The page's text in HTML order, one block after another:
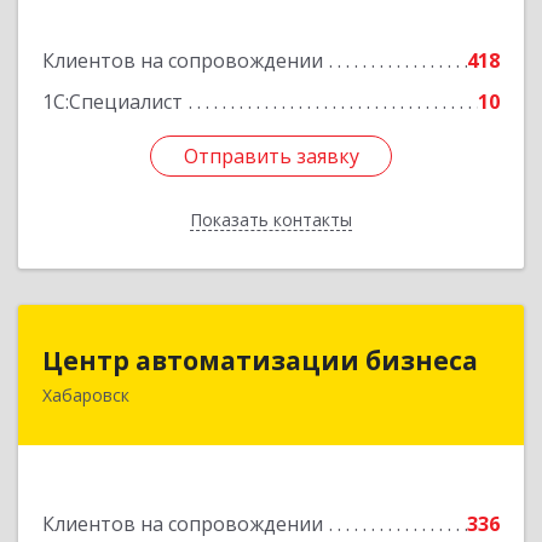
Клиентов на сопровождении
418
1С:Специалист
10
Отправить заявку
Показать контакты
Отправить заявку
Назад
Центр автоматизации бизнеса
Хабаровск
Клиентов на сопровождении
336
Центр автоматизации бизнеса
680030, Хабаровский край, Хабаровск г, Ленина